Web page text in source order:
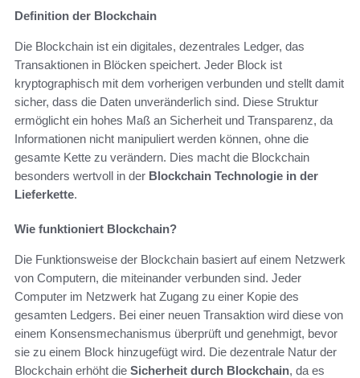
Definition der Blockchain
Die Blockchain ist ein digitales, dezentrales Ledger, das
Transaktionen in Blöcken speichert. Jeder Block ist
kryptographisch mit dem vorherigen verbunden und stellt damit
sicher, dass die Daten unveränderlich sind. Diese Struktur
ermöglicht ein hohes Maß an Sicherheit und Transparenz, da
Informationen nicht manipuliert werden können, ohne die
gesamte Kette zu verändern. Dies macht die Blockchain
besonders wertvoll in der Blockchain Technologie in der
Lieferkette.
Wie funktioniert Blockchain?
Die Funktionsweise der Blockchain basiert auf einem Netzwerk
von Computern, die miteinander verbunden sind. Jeder
Computer im Netzwerk hat Zugang zu einer Kopie des
gesamten Ledgers. Bei einer neuen Transaktion wird diese von
einem Konsensmechanismus überprüft und genehmigt, bevor
sie zu einem Block hinzugefügt wird. Die dezentrale Natur der
Blockchain erhöht die Sicherheit durch Blockchain, da es